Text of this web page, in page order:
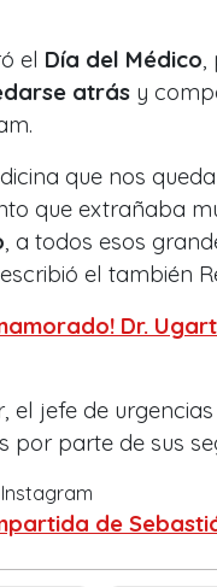
el Día del Médico
atrás y
que nos
que extrañaba
, a todos esos
, escribió el también
Dr.
el jefe de
por parte de sus
de